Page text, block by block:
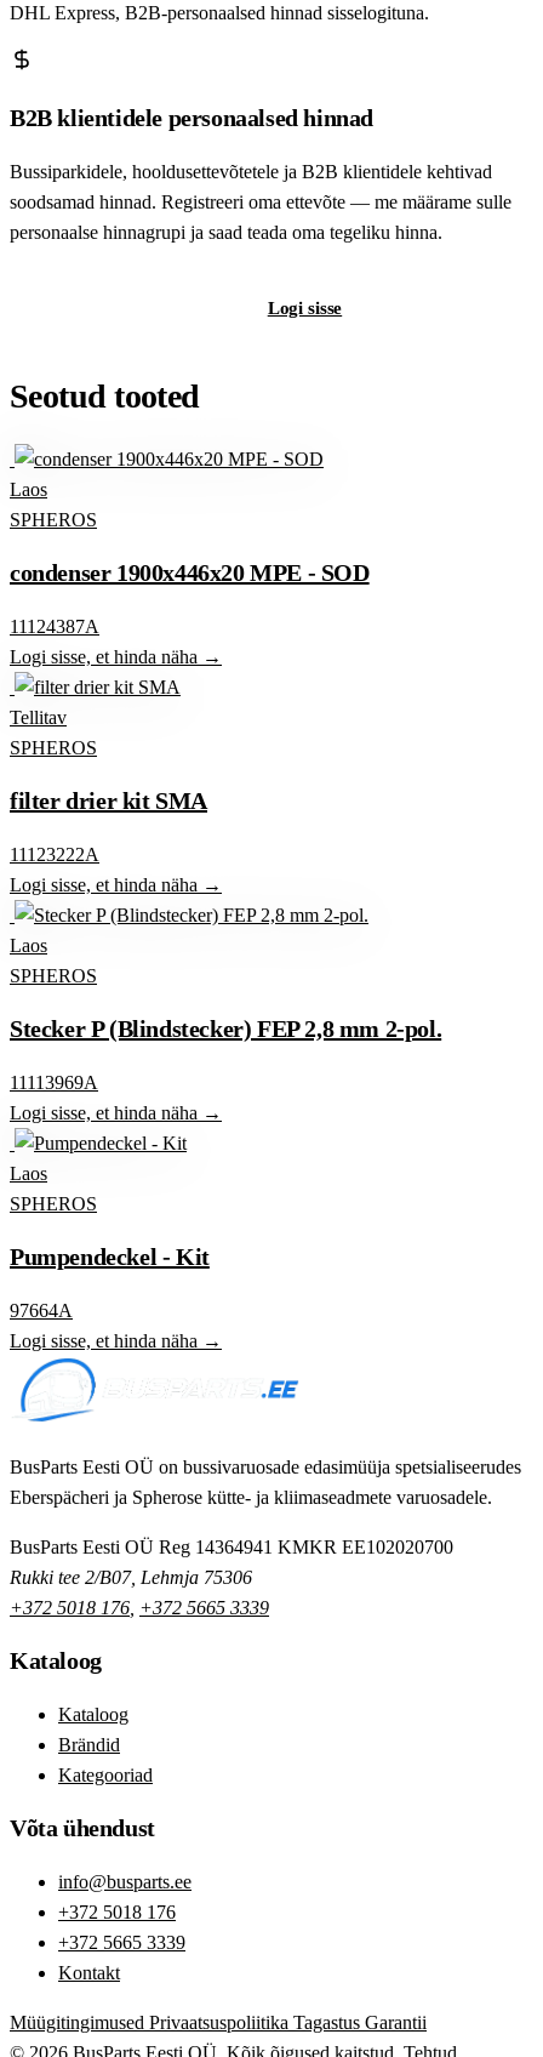
DHL Express, B2B-personaalsed hinnad sisselogituna.
B2B klientidele personaalsed hinnad
Bussiparkidele, hooldusettevõtetele ja B2B klientidele kehtivad
soodsamad hinnad. Registreeri oma ettevõte — me määrame sulle
personaalse hinnagrupi ja saad teada oma tegeliku hinna.
Logi sisse
Seotud tooted
Laos
SPHEROS
condenser 1900x446x20 MPE - SOD
11124387A
Logi sisse, et hinda näha →
Tellitav
SPHEROS
filter drier kit SMA
11123222A
Logi sisse, et hinda näha →
Laos
SPHEROS
Stecker P (Blindstecker) FEP 2,8 mm 2-pol.
11113969A
Logi sisse, et hinda näha →
Laos
SPHEROS
Pumpendeckel - Kit
97664A
Logi sisse, et hinda näha →
BusParts Eesti OÜ on bussivaruosade edasimüüja spetsialiseerudes
Eberspächeri ja Spherose kütte- ja kliimaseadmete varuosadele.
BusParts Eesti OÜ Reg 14364941 KMKR EE102020700
Rukki tee 2/B07, Lehmja 75306
+372 5018 176 +372 5665 3339
Kataloog
Kataloog
Brändid
Kategooriad
Võta ühendust
info@busparts.ee
+372 5018 176
+372 5665 3339
Kontakt
Müügitingimused Privaatsuspoliitika Tagastus Garantii
© 2026 BusParts Eesti OÜ. Kõik õigused kaitstud. Tehtud